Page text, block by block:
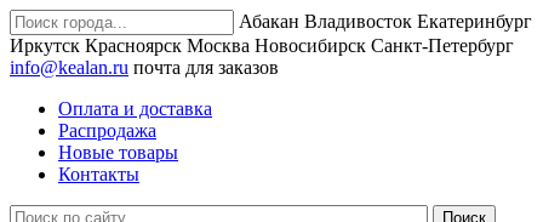
Абакан Владивосток Екатеринбург
Иркутск Красноярск Москва Новосибирск Санкт-Петербург
info@kealan.ru почта для заказов
Оплата и доставка
Распродажа
Новые товары
Контакты